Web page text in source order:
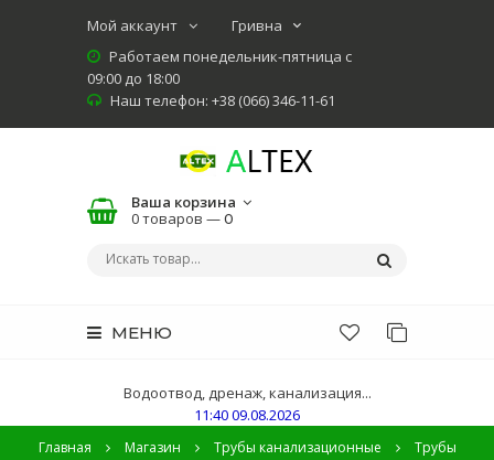
Мой аккаунт
Работаем понедельник-пятница с
09:00 до 18:00
Наш телефон: +38 (066) 346-11-61
Ваша корзина
0 товаров —0
МЕНЮ
Водоотвод, дренаж, канализация...
11:40 09.08.2026
Главная Магазин Трубы канализационные
Трубы